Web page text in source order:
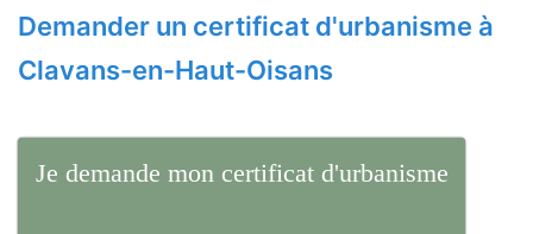
Demander un certificat d'urbanisme à
Clavans-en-Haut-Oisans
Je demande mon certificat d'urbanisme